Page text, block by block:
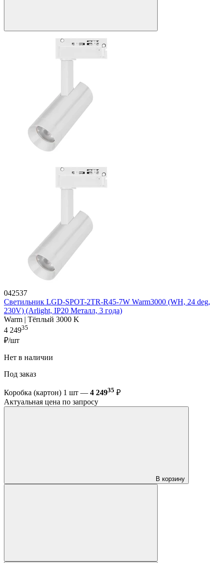
042537
Светильник LGD-SPOT-2TR-R45-7W Warm3000 (WH, 24 deg,
230V) (Arlight, IP20 Металл, 3 года)
Warm | Тёплый 3000 K
4 24935
₽/шт
Нет в наличии
Под заказ
Коробка (картон) 1 шт — 4 24935 ₽
Актуальная цена по запросу
В корзину